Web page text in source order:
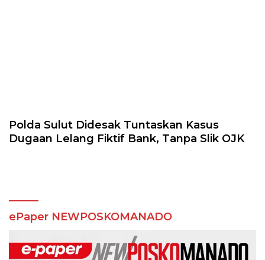
Polda Sulut Didesak Tuntaskan Kasus
Dugaan Lelang Fiktif Bank, Tanpa Slik OJK
ePaper NEWPOSKOMANADO